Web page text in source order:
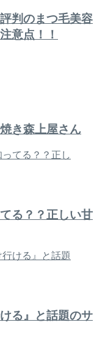
判のまつ毛美容
意点！！
き森上屋さん
る？？正しい甘
る』と話題のサ